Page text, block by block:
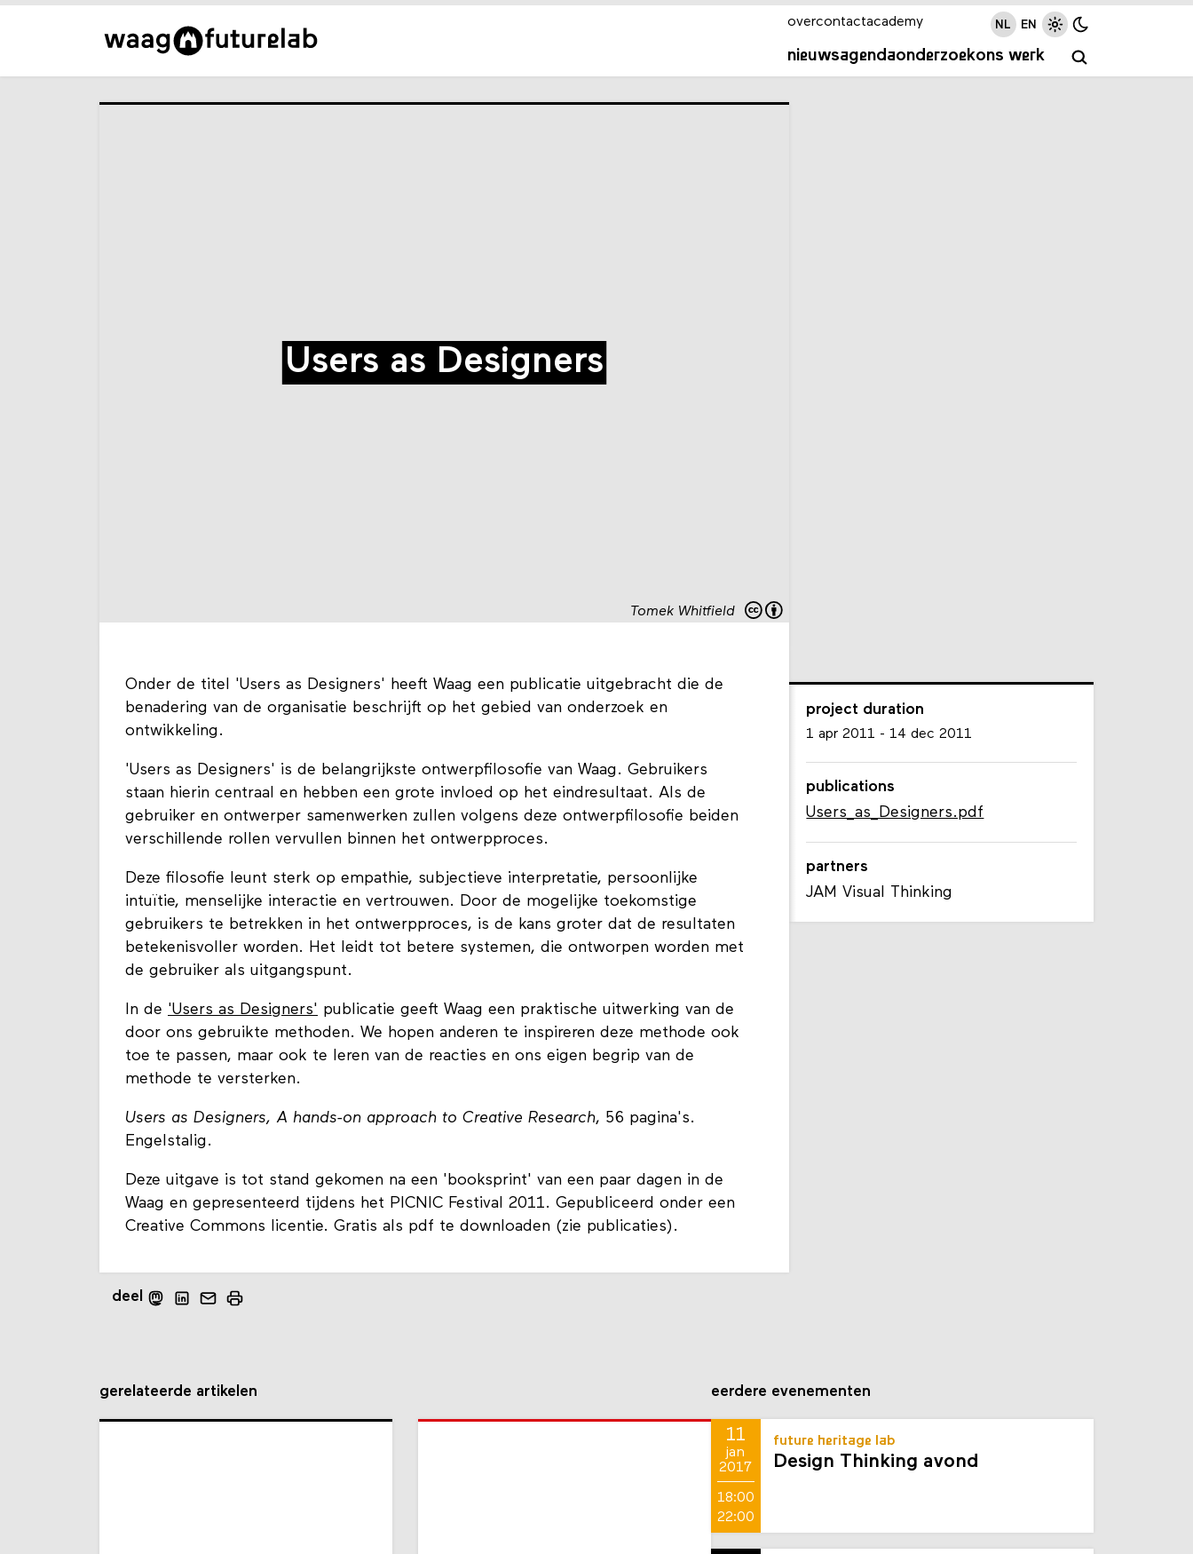
nieuwsagendaonderzoekons werk
overcontactacademy NL EN
Tomek Whitfield
Users as Designers
Onder de titel 'Users as Designers' heeft Waag een publicatie uitgebracht die de
benadering van de organisatie beschrijft op het gebied van onderzoek en
ontwikkeling.
'Users as Designers' is de belangrijkste ontwerpfilosofie van Waag. Gebruikers
staan hierin centraal en hebben een grote invloed op het eindresultaat. Als de
gebruiker en ontwerper samenwerken zullen volgens deze ontwerpfilosofie beiden
verschillende rollen vervullen binnen het ontwerpproces.
Deze filosofie leunt sterk op empathie, subjectieve interpretatie, persoonlijke
intuïtie, menselijke interactie en vertrouwen. Door de mogelijke toekomstige
gebruikers te betrekken in het ontwerpproces, is de kans groter dat de resultaten
betekenisvoller worden. Het leidt tot betere systemen, die ontworpen worden met
de gebruiker als uitgangspunt.
In de 'Users as Designers' publicatie geeft Waag een praktische uitwerking van de
door ons gebruikte methoden. We hopen anderen te inspireren deze methode ook
toe te passen, maar ook te leren van de reacties en ons eigen begrip van de
methode te versterken.
Users as Designers, A hands-on approach to Creative Research, 56 pagina's.
Engelstalig.
Deze uitgave is tot stand gekomen na een 'booksprint' van een paar dagen in de
Waag en gepresenteerd tijdens het PICNIC Festival 2011. Gepubliceerd onder een
Creative Commons licentie. Gratis als pdf te downloaden (zie publicaties).
deel
project duration
1 apr 2011 - 14 dec 2011
publications
Users_as_Designers.pdf
partners
JAM Visual Thinking
gerelateerde artikelen eerdere evenementen
11
jan
2017
18:00
22:00
future heritage lab
Design Thinking avond